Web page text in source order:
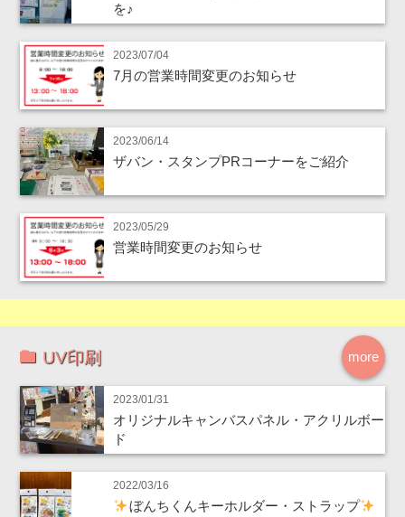
を♪
2023/07/04
7月の営業時間変更のお知らせ
2023/06/14
ザバン・スタンプPRコーナーをご紹介
2023/05/29
営業時間変更のお知らせ
more
UV印刷
2023/01/31
オリジナルキャンバスパネル・アクリルボー
ド
2022/03/16
ぼんちくんキーホルダー・ストラップ